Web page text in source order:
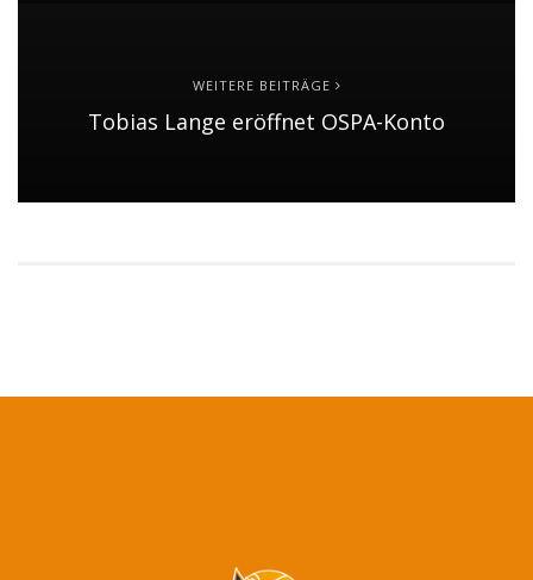
WEITERE BEITRÄGE
Tobias Lange eröffnet OSPA-Konto